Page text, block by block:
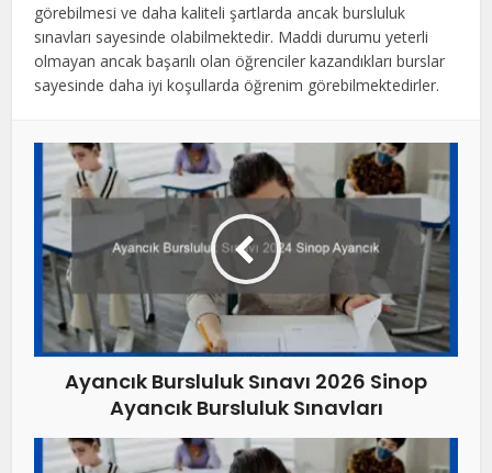
görebilmesi ve daha kaliteli şartlarda ancak bursluluk
sınavları sayesinde olabilmektedir. Maddi durumu yeterli
olmayan ancak başarılı olan öğrenciler kazandıkları burslar
sayesinde daha iyi koşullarda öğrenim görebilmektedirler.
Ayancık Bursluluk Sınavı 2026 Sinop
Ayancık Bursluluk Sınavları